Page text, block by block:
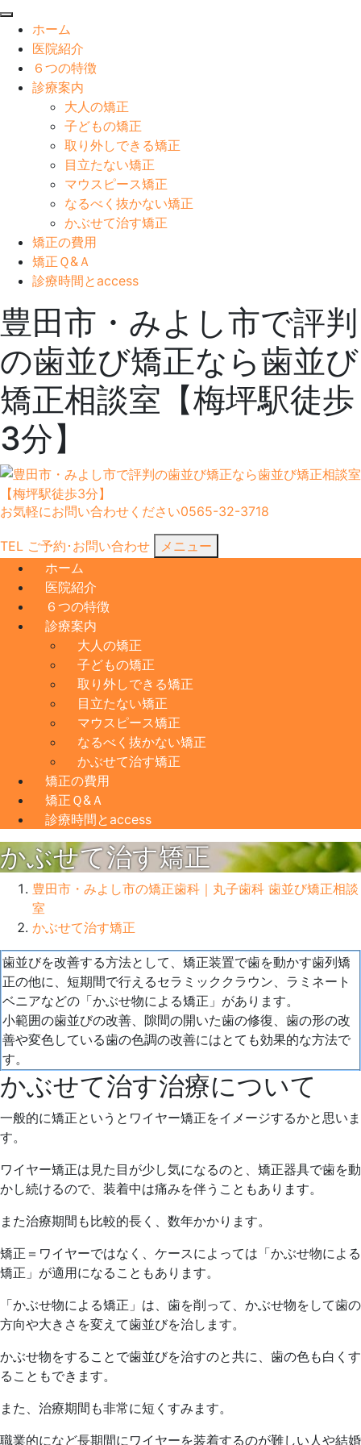
ホーム
医院紹介
６つの特徴
診療案内
大人の矯正
子どもの矯正
取り外しできる矯正
目立たない矯正
マウスピース矯正
なるべく抜かない矯正
かぶせて治す矯正
矯正の費用
矯正Ｑ&Ａ
診療時間とaccess
豊田市・みよし市で評判
の歯並び矯正なら歯並び
矯正相談室【梅坪駅徒歩
3分】
お気軽にお問い合わせください0565-32-3718
TEL ご予約･ お問い合わせ
メニュー
ホーム
医院紹介
６つの特徴
診療案内
大人の矯正
子どもの矯正
取り外しできる矯正
目立たない矯正
マウスピース矯正
なるべく抜かない矯正
かぶせて治す矯正
矯正の費用
矯正Ｑ&Ａ
診療時間とaccess
かぶせて治す矯正
豊田市・みよし市の矯正歯科｜丸子歯科 歯並び矯正相談
室
かぶせて治す矯正
2022
年
5
月
22
日
歯並びを改善する方法として、矯正装置で歯を動かす歯列矯
正の他に、短期間で行えるセラミッククラウン、ラミネート
ベニアなどの「かぶせ物による矯正」があります。
小範囲の歯並びの改善、隙間の開いた歯の修復、歯の形の改
善や変色している歯の色調の改善にはとても効果的な方法で
す。
かぶせて治す治療について
一般的に矯正というとワイヤー矯正をイメージするかと思いま
す。
ワイヤー矯正は見た目が少し気になるのと、矯正器具で歯を動
かし続けるので、装着中は痛みを伴うこともあります。
また治療期間も比較的長く、数年かかります。
矯正＝ワイヤーではなく、ケースによっては「かぶせ物による
矯正」が適用になることもあります。
「かぶせ物による矯正」は、歯を削って、かぶせ物をして歯の
方向や大きさを変えて歯並びを治します。
かぶせ物をすることで歯並びを治すのと共に、歯の色も白くす
ることもできます。
また、治療期間も非常に短くすみます。
職業的になど長期間にワイヤーを装着するのが難しい人や結婚